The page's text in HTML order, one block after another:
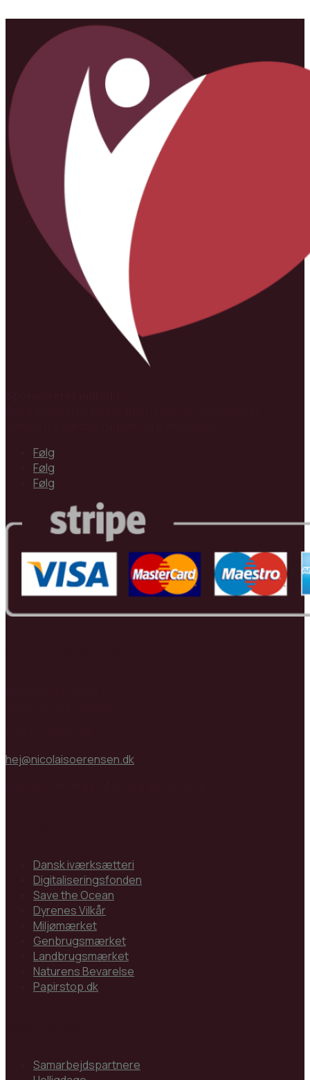
Følg
Følg
Følg
hej@nicolaisoerensen.dk
Dansk iværksætteri
Digitaliseringsfonden
Save the Ocean
Dyrenes Vilkår
Miljømærket
Genbrugsmærket
Landbrugsmærket
Naturens Bevarelse
Papirstop.dk
Samarbejdspartnere